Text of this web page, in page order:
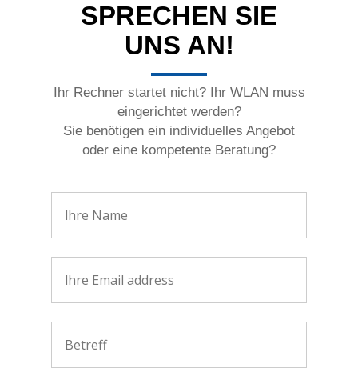
SPRECHEN SIE
UNS AN!
Ihr Rechner startet nicht? Ihr WLAN muss
eingerichtet werden?
Sie benötigen ein individuelles Angebot
oder eine kompetente Beratung?